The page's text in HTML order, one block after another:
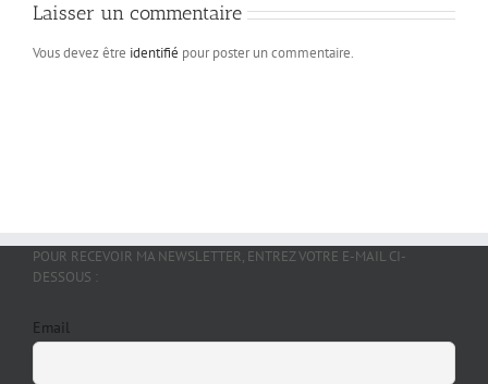
Laisser un commentaire
Vous devez être identifié pour poster un commentaire.
POUR RECEVOIR MA NEWSLETTER, ENTREZ VOTRE E-MAIL CI-
DESSOUS :
Email